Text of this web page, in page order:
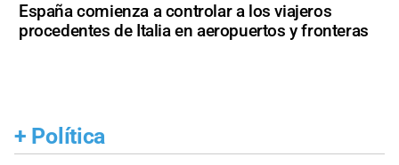
España comienza a controlar a los viajeros
procedentes de Italia en aeropuertos y fronteras
+ Política